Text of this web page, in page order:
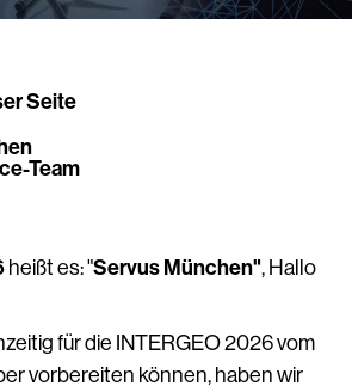
Seite
Team
heißt es: "Servus München", Hallo
für die INTERGEO 2026 vom
vorbereiten können, haben wir